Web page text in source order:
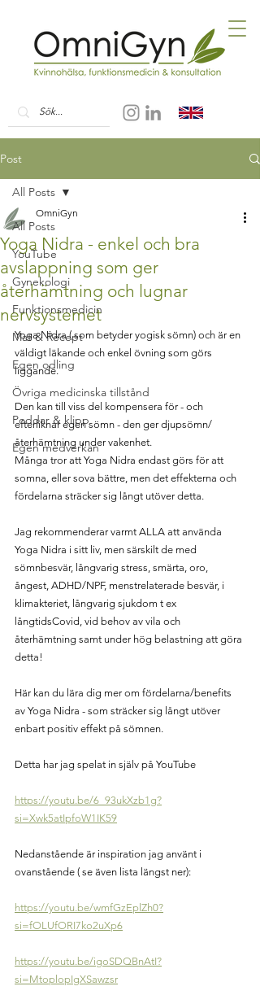
Post
All Posts
YouTube
Gynekologi
Funktionsmedicin
Mat & Recept
Egen odling
Övriga medicinska tillstånd
Poddar & klipp
Egen medverkan
All Posts
Yoga Nidra - enkel och bra
avslappning som ger
återhämtning och lugnar
nervsystemet
OmniGyn
Yoga Nidra ( som betyder yogisk sömn) och är en
väldigt läkande och enkel övning som görs
liggande.
Den kan till viss del kompensera för - och
efterliknar egen sömn - den ger djupsömn/
återhämtning under vakenhet.
Många tror att Yoga Nidra endast görs för att
somna, eller sova bättre, men det effekterna och
fördelarna sträcker sig långt utöver detta.
Jag rekommenderar varmt ALLA att använda
Yoga Nidra i sitt liv, men särskilt de med
sömnbesvär, långvarig stress, smärta, oro,
ångest, ADHD/NPF, menstrelaterade besvär, i
klimakteriet, långvarig sjukdom t ex
långtidsCovid, vid behov av vila och
återhämtning samt under hög belastning att göra
detta!
Här kan du lära dig mer om fördelarna/benefits
av Yoga Nidra - som sträcker sig långt utöver
enbart positiv effekt på sömnen.
Detta har jag spelat in själv på YouTube
https://youtu.be/6_93ukXzb1g?
si=Xwk5atIpfoW1IK59
Nedanstående är inspiration jag använt i
ovanstående ( se även lista längst ner):
https://youtu.be/wmfGzEplZh0?
si=fOLUfORI7ko2uXp6
https://youtu.be/igoSDQBnAtI?
si=MtoplopIgXSawzsr